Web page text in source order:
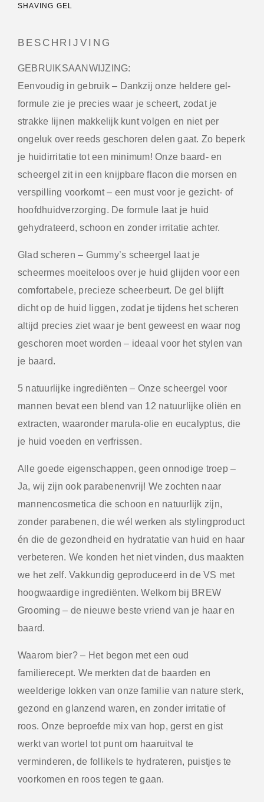
SHAVING GEL
BESCHRIJVING
GEBRUIKSAANWIJZING:
Eenvoudig in gebruik– Dankzij onze heldere gel­
formule zie je precies waar je scheert, zodat je
strakke lijnen makkelijk kunt volgen en niet per
ongeluk over reeds geschoren delen gaat. Zo beperk
je huidirritatie tot een minimum! Onze baard- en
scheergel zit in een knijp­bare flacon die morsen en
verspilling voorkomt – een must voor je gezicht- of
hoofdhuidverzorging. De formule laat je huid
gehydrateerd, schoon en zonder irritatie achter.
Glad scheren – Gummy’s scheergel laat je
scheermes moeiteloos over je huid glijden voor een
comfortabele, precieze scheerbeurt. De gel blijft
dicht op de huid liggen, zodat je tijdens het scheren
altijd precies ziet waar je bent geweest en waar nog
geschoren moet worden – ideaal voor het stylen van
je baard.
5 natuurlijke ingrediënten – Onze scheergel voor
mannen bevat een blend van 12 natuurlijke oliën en
extracten, waaronder marula-olie en eucalyptus, die
je huid voeden en verfrissen.
Alle goede eigenschappen, geen onnodige troep–
Ja, wij zijn ook parabenen­vrij! We zochten naar
mannencosmetica die schoon en natuurlijk zijn,
zonder parabenen, die wél werken als stylingproduct
én die de gezondheid en hydratatie van huid en haar
verbeteren. We konden het niet vinden, dus maakten
we het zelf. Vakkundig geproduceerd in de VS met
hoogwaardige ingrediënten. Welkom bij BREW
Grooming – de nieuwe beste vriend van je haar en
baard.
Waarom bier?– Het begon met een oud
familierecept. We merkten dat de baarden en
weelderige lokken van onze familie van nature sterk,
gezond en glanzend waren, en zonder irritatie of
roos. Onze beproefde mix van hop, gerst en gist
werkt van wortel tot punt om haaruitval te
verminderen, de follikels te hydrateren, puistjes te
voorkomen en roos tegen te gaan.